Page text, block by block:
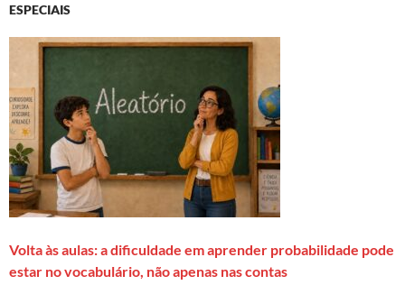
ESPECIAIS
Volta às aulas: a dificuldade em aprender probabilidade pode
estar no vocabulário, não apenas nas contas